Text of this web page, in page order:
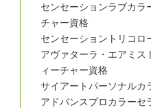
センセーションラブカラ
チャー資格
センセーショントリコロ
アヴァターラ・エアミス
ィーチャー資格
サイアートパーソナルカ
アドバンスプロカラーセ